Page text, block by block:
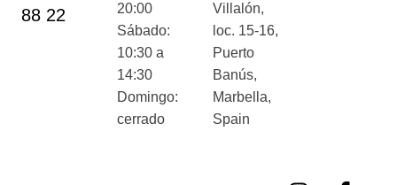
88 22
20:00
Sábado:
10:30 a
14:30
Domingo:
cerrado
Villalón,
loc. 15-16,
Puerto
Banús,
Marbella,
Spain